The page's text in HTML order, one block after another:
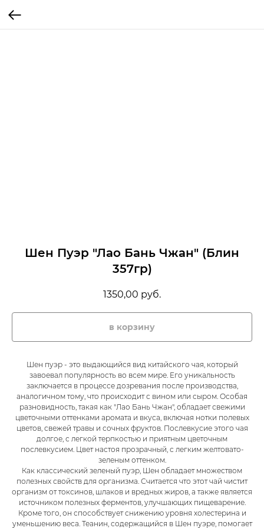
Шен Пуэр "Лао Бань Чжан" (Блин
357гр)
1350,00 руб.
в корзину
Шен пуэр - это выдающийся вид китайского чая, который
завоевал популярность во всем мире. Его уникальность
заключается в процессе дозревания после производства,
аналогичном тому, что происходит с вином или сыром. Особая
разновидность, такая как "Лао Бань Чжан", обладает свежими
цветочными оттенками аромата и вкуса, включая нотки полевых
цветов, свежей травы и сочных фруктов. Послевкусие этого чая
долгое, с легкой терпкостью и приятным цветочным
послевкусием. Цвет настоя прозрачный, с легким желтовато-
зеленым оттенком.
Как классический зеленый пуэр, Шен обладает множеством
полезных свойств для организма. Считается что этот чай чистит
организм от токсинов, шлаков и вредных жиров, а также является
источником полезных ферментов, улучшающих пищеварение.
Кроме того, он способствует снижению уровня холестерина и
уменьшению веса. Теанин, содержащийся в Шен пуэре, помогает